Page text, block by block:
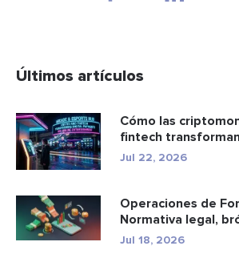
Últimos artículos
Cómo las
fintech
e...
Jul 22, 2026
Operaciones de
Normativa legal,
Jul 18, 2026